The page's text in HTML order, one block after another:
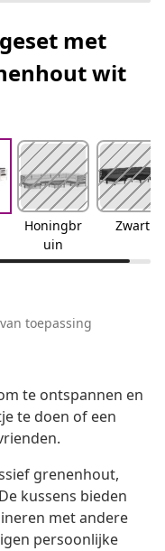
met
wit
Honingbr
uin
Zwart
toepassing
te ontspannen en
te doen of een
grenenhout,
kussens bieden
met andere
persoonlijke